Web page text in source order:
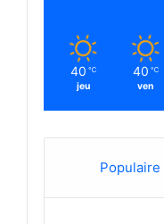
40 ℃
jeu
40 ℃
ven
Populaire